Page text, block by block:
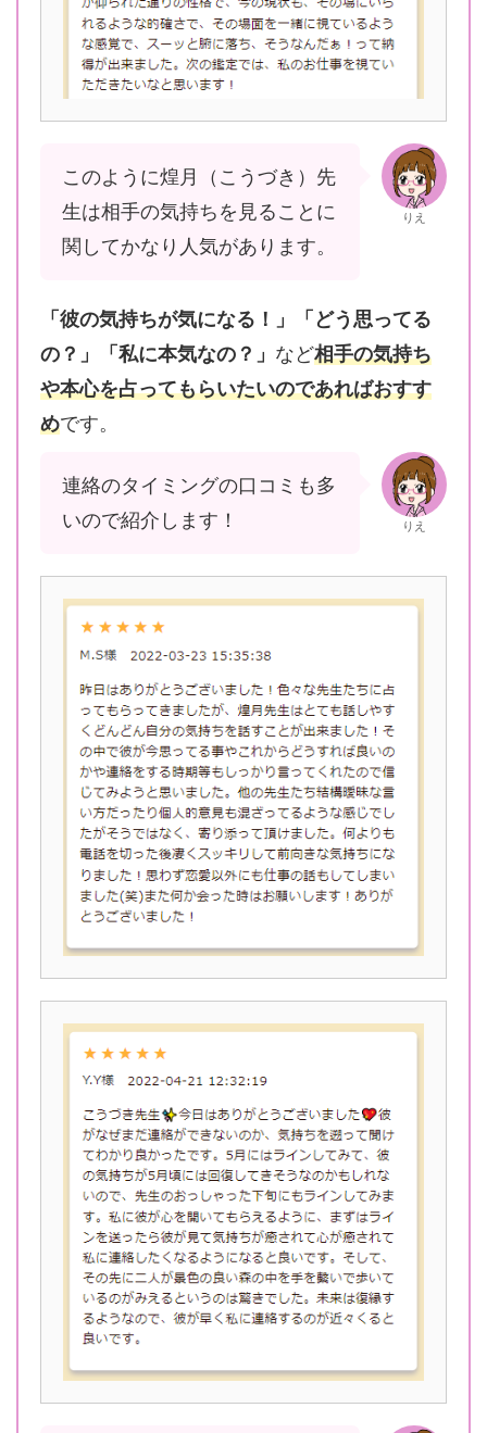
このように煌月（こうづき）先
生は相手の気持ちを見ることに
関してかなり人気があります。
りえ
「彼の気持ちが気になる！」「どう思ってる
の？」「私に本気なの？」 など相手の気持ち
や本心を占ってもらいたいのであればおすす
めです。
連絡のタイミングの口コミも多
いので紹介します！
りえ